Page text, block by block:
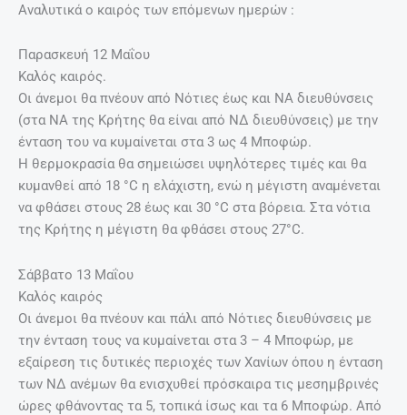
Αναλυτικά ο καιρός των επόμενων ημερών :
Παρασκευή 12 Μαΐου
Καλός καιρός.
Οι άνεμοι θα πνέουν από Νότιες έως και ΝΑ διευθύνσεις
(στα ΝΑ της Κρήτης θα είναι από ΝΔ διευθύνσεις) με την
ένταση του να κυμαίνεται στα 3 ως 4 Μποφώρ.
Η θερμοκρασία θα σημειώσει υψηλότερες τιμές και θα
κυμανθεί από 18 °C η ελάχιστη, ενώ η μέγιστη αναμένεται
να φθάσει στους 28 έως και 30 °C στα βόρεια. Στα νότια
της Κρήτης η μέγιστη θα φθάσει στους 27°C.
Σάββατο 13 Μαΐου
Καλός καιρός
Οι άνεμοι θα πνέουν και πάλι από Νότιες διευθύνσεις με
την ένταση τους να κυμαίνεται στα 3 – 4 Μποφώρ, με
εξαίρεση τις δυτικές περιοχές των Χανίων όπου η ένταση
των ΝΔ ανέμων θα ενισχυθεί πρόσκαιρα τις μεσημβρινές
ώρες φθάνοντας τα 5, τοπικά ίσως και τα 6 Μποφώρ. Από